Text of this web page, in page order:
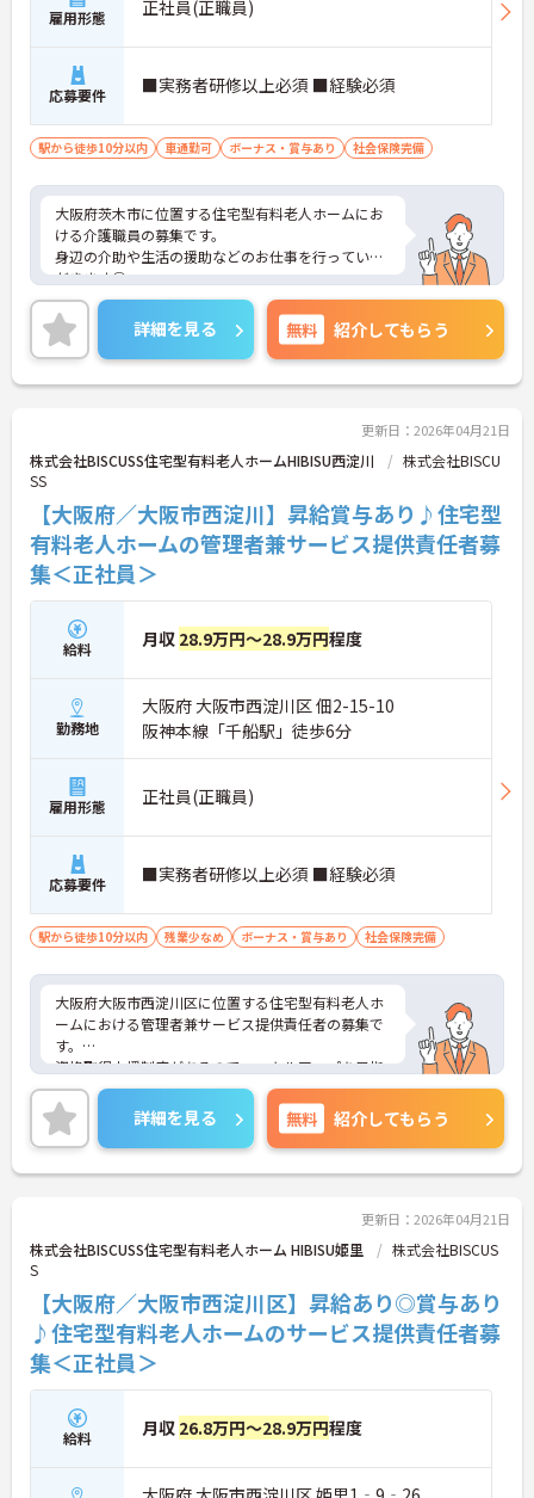
雇用形態 正社員(正職員)
応募要件 ■実務者研修以上必須 ■経験必須
駅から徒歩10分以内 車通勤可 ボーナス・賞与あり 社会保険完備
大阪府茨木市に位置する住宅型有料老人ホームにお
ける介護職員の募集です。
身辺の介助や生活の援助などのお仕事を行っていた
だきます◎
資格取得支援制度があるので、スキルアップを目指
しやすい職場です♪
ご興味のある方には面接ポイントをお伝えしますの
で、お気軽にお問い合わせください！
詳細を見る 無料 紹介してもらう
更新日：2026年04月21日
株式会社BISCUSS住宅型有料老人ホームHIBISU西淀川
株式会社BISCU
SS
【大阪府／大阪市西淀川】昇給賞与あり♪住宅型
有料老人ホームの管理者兼サービス提供責任者募
集＜正社員＞
給料 月収 28.9万円～28.9万円程度
勤務地
大阪府 大阪市西淀川区 佃2-15-10
阪神本線「千船駅」徒歩6分
雇用形態 正社員(正職員)
応募要件 ■実務者研修以上必須 ■経験必須
駅から徒歩10分以内 残業少なめ ボーナス・賞与あり 社会保険完備
大阪府大阪市西淀川区に位置する住宅型有料老人ホ
ームにおける管理者兼サービス提供責任者の募集で
す。
資格取得支援制度があるので、スキルアップを目指
しやすい環境が整っています◎
ご興味のある方には面接ポイントをお伝えしますの
で、お気軽にお問い合わせください！
詳細を見る 無料 紹介してもらう
更新日：2026年04月21日
株式会社BISCUSS住宅型有料老人ホーム HIBISU姫里
株式会社BISCUS
S
【大阪府／大阪市西淀川区】昇給あり◎賞与あり
♪住宅型有料老人ホームのサービス提供責任者募
集＜正社員＞
給料 月収 26.8万円～28.9万円程度